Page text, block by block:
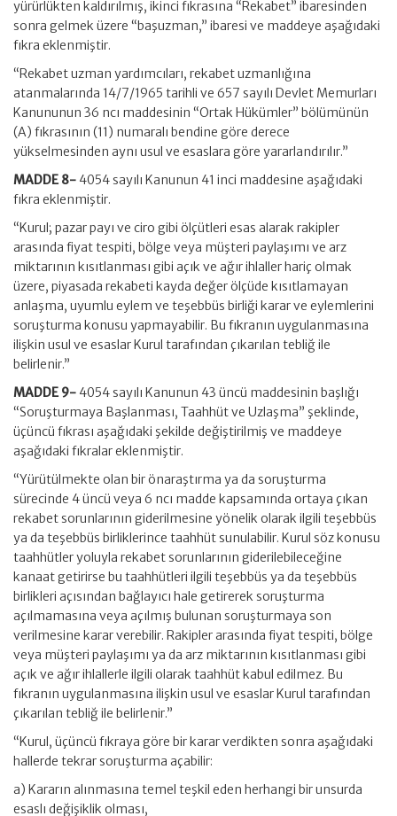
yürürlükten kaldırılmış, ikinci fıkrasına “Rekabet” ibaresinden
sonra gelmek üzere “başuzman,” ibaresi ve maddeye aşağıdaki
fıkra eklenmiştir.
“Rekabet uzman yardımcıları, rekabet uzmanlığına
atanmalarında 14/7/1965 tarihli ve 657 sayılı Devlet Memurları
Kanununun 36 ncı maddesinin “Ortak Hükümler” bölümünün
(A) fıkrasının (11) numaralı bendine göre derece
yükselmesinden aynı usul ve esaslara göre yararlandırılır.”
MADDE 8- 4054 sayılı Kanunun 41 inci maddesine aşağıdaki
fıkra eklenmiştir.
“Kurul; pazar payı ve ciro gibi ölçütleri esas alarak rakipler
arasında fiyat tespiti, bölge veya müşteri paylaşımı ve arz
miktarının kısıtlanması gibi açık ve ağır ihlaller hariç olmak
üzere, piyasada rekabeti kayda değer ölçüde kısıtlamayan
anlaşma, uyumlu eylem ve teşebbüs birliği karar ve eylemlerini
soruşturma konusu yapmayabilir. Bu fıkranın uygulanmasına
ilişkin usul ve esaslar Kurul tarafından çıkarılan tebliğ ile
belirlenir.”
MADDE 9- 4054 sayılı Kanunun 43 üncü maddesinin başlığı
“Soruşturmaya Başlanması, Taahhüt ve Uzlaşma” şeklinde,
üçüncü fıkrası aşağıdaki şekilde değiştirilmiş ve maddeye
aşağıdaki fıkralar eklenmiştir.
“Yürütülmekte olan bir önaraştırma ya da soruşturma
sürecinde 4 üncü veya 6 ncı madde kapsamında ortaya çıkan
rekabet sorunlarının giderilmesine yönelik olarak ilgili teşebbüs
ya da teşebbüs birliklerince taahhüt sunulabilir. Kurul söz konusu
taahhütler yoluyla rekabet sorunlarının giderilebileceğine
kanaat getirirse bu taahhütleri ilgili teşebbüs ya da teşebbüs
birlikleri açısından bağlayıcı hale getirerek soruşturma
açılmamasına veya açılmış bulunan soruşturmaya son
verilmesine karar verebilir. Rakipler arasında fiyat tespiti, bölge
veya müşteri paylaşımı ya da arz miktarının kısıtlanması gibi
açık ve ağır ihlallerle ilgili olarak taahhüt kabul edilmez. Bu
fıkranın uygulanmasına ilişkin usul ve esaslar Kurul tarafından
çıkarılan tebliğ ile belirlenir.”
“Kurul, üçüncü fıkraya göre bir karar verdikten sonra aşağıdaki
hallerde tekrar soruşturma açabilir:
a) Kararın alınmasına temel teşkil eden herhangi bir unsurda
esaslı değişiklik olması,